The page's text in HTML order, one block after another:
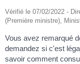
Vérifié le 07/02/2022 -
(Première ministre),
Vous avez remarqué
demandez si c'est
savoir comment